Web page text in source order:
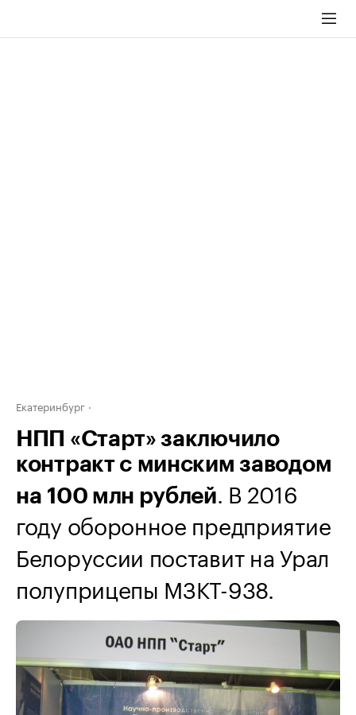
Екатеринбург
НПП «Старт» заключило
контракт с минским заводом
на 100 млн рублей. В 2016
году оборонное предприятие
Белоруссии поставит на Урал
полуприцепы МЗКТ-938.